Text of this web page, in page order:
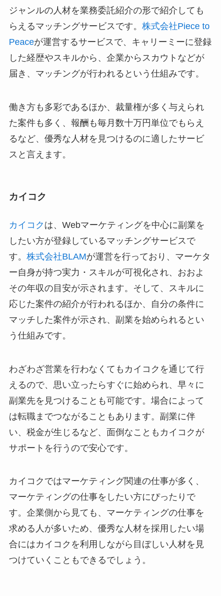
ジャンルの人材を業務委託紹介の形で紹介しても
らえるマッチングサービスです。 株式会社Piece to
Peaceが運営するサービスで、キャリーミーに登録
した経歴やスキルから、企業からスカウトなどが
届き、マッチングが行われるという仕組みです。
働き方も多彩であるほか、裁量権が多く与えられ
た案件も多く、報酬も毎月数十万円単位でもらえ
るなど、優秀な人材を見つけるのに適したサービ
スと言えます。
カイコク
カイコク は、Webマーケティングを中心に副業を
したい方が登録しているマッチングサービスで
す。 株式会社BLAMが運営を行っており、マーケタ
ー自身が持つ実力・スキルが可視化され、おおよ
その年収の目安が示されます。そして、スキルに
応じた案件の紹介が行われるほか、自分の条件に
マッチした案件が示され、副業を始められるとい
う仕組みです。
わざわざ営業を行わなくてもカイコクを通じて行
えるので、思い立ったらすぐに始められ、早々に
副業先を見つけることも可能です。場合によって
は転職までつながることもあります。副業に伴
い、税金が生じるなど、面倒なこともカイコクが
サポートを行うので安心です。
カイコクではマーケティング関連の仕事が多く、
マーケティングの仕事をしたい方にぴったりで
す。企業側から見ても、マーケティングの仕事を
求める人が多いため、優秀な人材を採用したい場
合にはカイコクを利用しながら目ぼしい人材を見
つけていくこともできるでしょう。